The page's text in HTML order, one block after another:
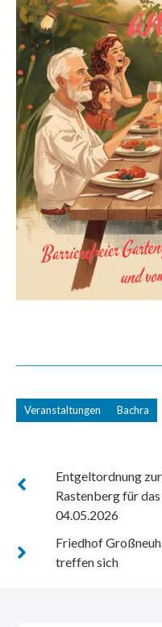
Veranstaltungen Bachra
Entgeltordnung
Rastenberg für
04.05.2026
Friedhof
treffen sich